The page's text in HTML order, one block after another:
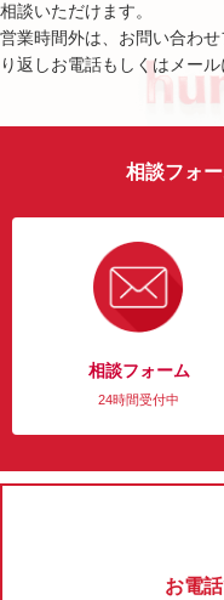
相談いただけます。
営業時間外は、お問い合わ
り返しお電話もしくはメー
相談フォ
相談フォーム
24時間受付中
お電